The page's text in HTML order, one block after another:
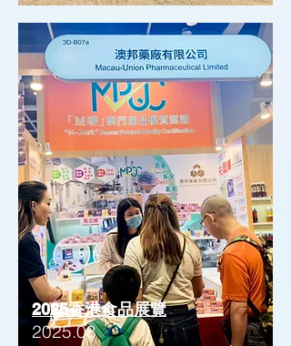
2025香港食品展覽
2025.08